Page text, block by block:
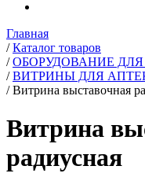
Главная
/ Каталог товаров
/ ОБОРУДОВАНИЕ
/ ВИТРИНЫ ДЛЯ
/ Витрина выставочная
Витрина
радиусная